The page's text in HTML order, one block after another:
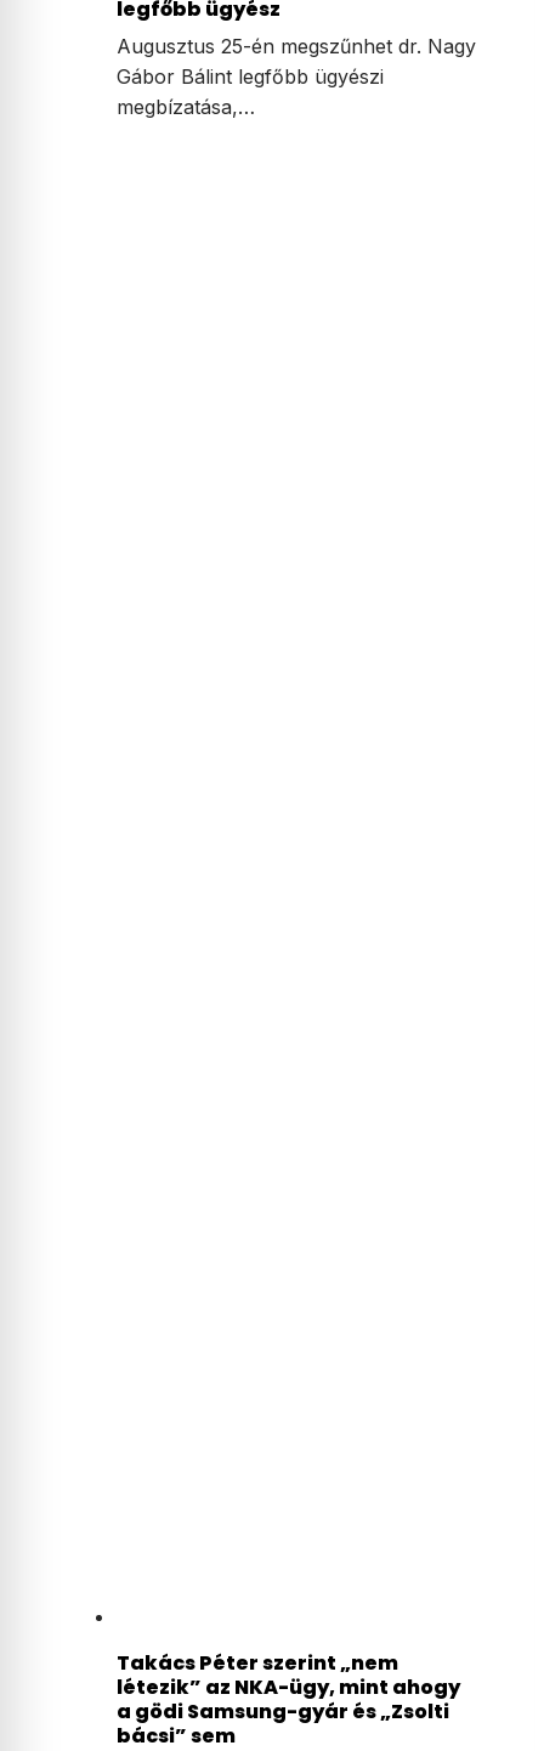
legfőbb ügyész
Augusztus 25-én megszűnhet dr. Nagy
Gábor Bálint legfőbb ügyészi
megbízatása,…
Takács Péter szerint „nem
létezik” az NKA-ügy, mint ahogy
a gödi Samsung-gyár és „Zsolti
bácsi” sem